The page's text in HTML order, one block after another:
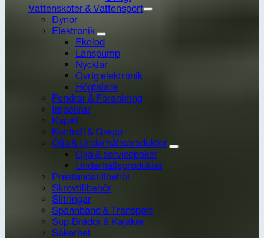
Vattenskoter & Vattensport
Dynor
Elektronik
Ekolod
Länspump
Nycklar
Övrig elektronik
Högtalare
Fendrar & Förankring
Impellrar
Kapell
Kontroll & Grepp
Olja & Underhållsprodukter
Olja & servicepaket
Underhållsprodukter
Prestandatillbehör
Skrovtillbehör
Slitringar
Spännband & Transport
Sup-Brädor & Kajaker
Säkerhet